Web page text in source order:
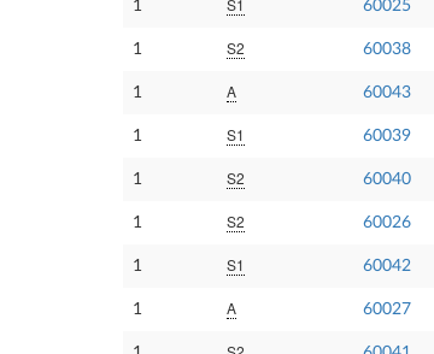
1 60025
1 S2 60038
1 A 60043
1 S1 60039
1 S2 60040
1 S2 60026
1 S1 60042
1 A 60027